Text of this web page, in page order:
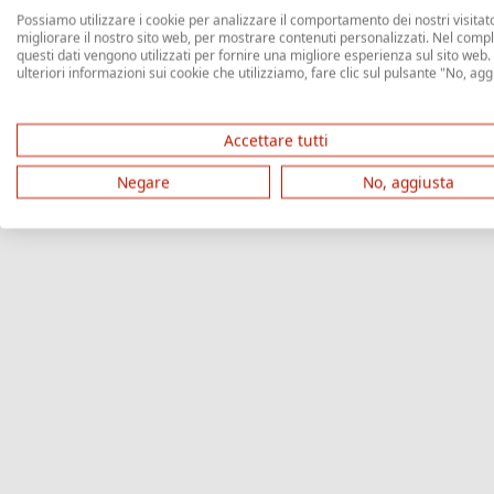
Possiamo utilizzare i cookie per analizzare il comportamento dei nostri
migliorare il nostro sito web, per mostrare contenuti personalizzati. Nel
questi dati vengono utilizzati per fornire una migliore esperienza sul sito web.
ulteriori informazioni sui cookie che utilizziamo, fare clic sul pulsante "No,
Accettare tutti
Negare
No, aggiusta